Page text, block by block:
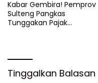
Kabar Gembira! Pemprov
Sulteng Pangkas
Tunggakan Pajak
Tinggalkan Balasan